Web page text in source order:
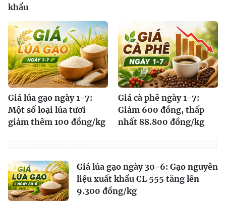
khẩu
Giá lúa gạo ngày 1-7:
Một số loại lúa tươi
giảm thêm 100 đồng/kg
Giá cà phê ngày 1-7:
Giảm 600 đồng, thấp
nhất 88.800 đồng/kg
Giá lúa gạo ngày 30-6: Gạo nguyên
liệu xuất khẩu CL 555 tăng lên
9.300 đồng/kg